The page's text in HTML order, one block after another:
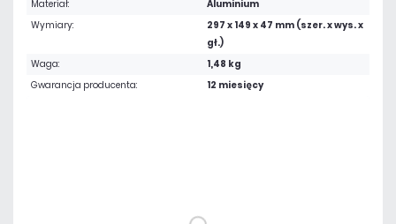
Materiał:
Aluminium
Wymiary:
297 x 149 x 47 mm (szer. x wys. x
gł.)
Waga:
1,48 kg
Gwarancja producenta:
12 miesięcy